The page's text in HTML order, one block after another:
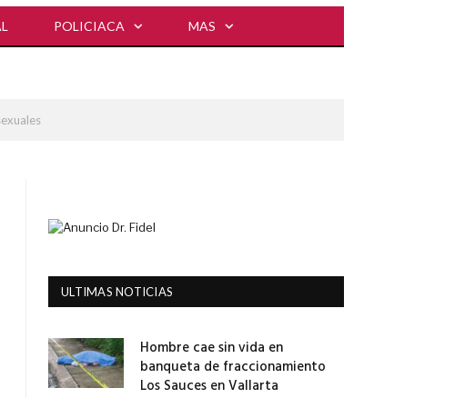
POLICIACA MAS
ULTIMAS NOTICIAS
Hombre cae sin vida en
banqueta de fraccionamiento
Los Sauces en Vallarta